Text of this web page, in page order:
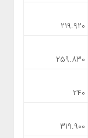
۲۱۹.۹۲۰
۲۵۹.۸۳۰
۲۴۰
۳۱۹.۹۰۰